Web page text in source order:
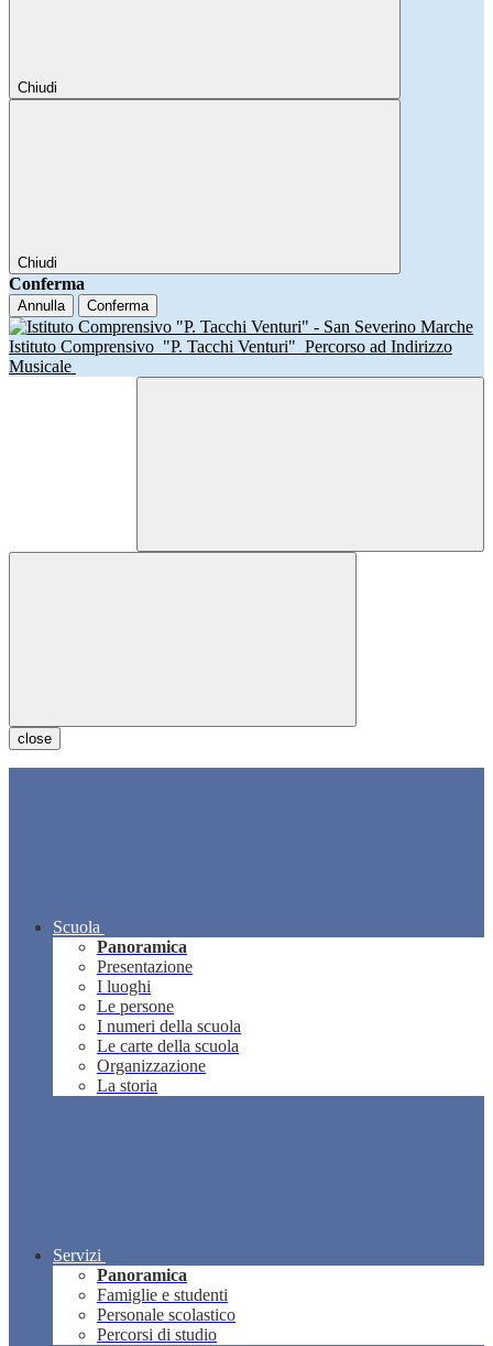
Chiudi
Chiudi
Conferma
Annulla Conferma
Istituto Comprensivo "P. Tacchi Venturi" Percorso ad Indirizzo
Musicale
close
Scuola
Panoramica
Presentazione
I luoghi
Le persone
I numeri della scuola
Le carte della scuola
Organizzazione
La storia
Servizi
Panoramica
Famiglie e studenti
Personale scolastico
Percorsi di studio